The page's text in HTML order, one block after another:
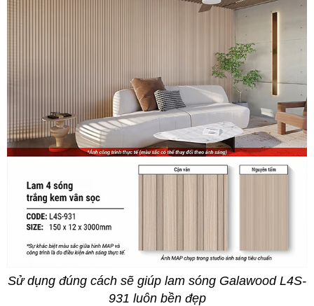
Sử dụng đúng cách sẽ giúp lam sóng Galawood L4S-
931 luôn bền đẹp